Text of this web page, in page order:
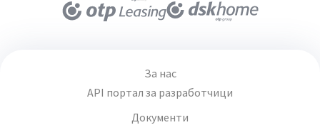
За нас
API портал за разработчици
Документи